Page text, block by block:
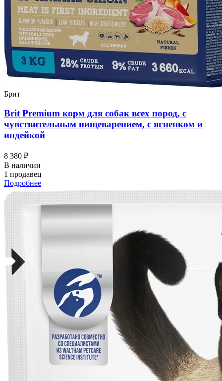
Брит
Brit Premium корм для собак всех пород, с
чувствительным пищеварением, с ягненком и
индейкой
8 380 ₽
В наличии
1 продавец
Подробнее